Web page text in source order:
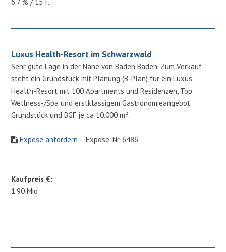
Luxus Health-Resort im Schwarzwald
Sehr gute Lage in der Nähe von Baden Baden. Zum Verkauf
steht ein Grundstück mit Planung (B-Plan) für ein Luxus
Health-Resort mit 100 Apartments und Residenzen, Top
Wellness-/Spa und erstklassigem Gastronomieangebot.
Grundstück und BGF je ca 10.000 m².
Expose anfordern Expose-Nr. 6486
Kaufpreis €:
1.90 Mio